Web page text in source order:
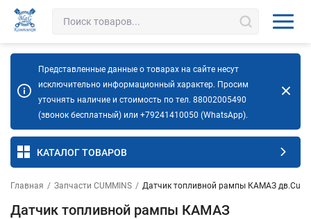
Представленные данные о товарах на сайте несут
исключительно информационный характер. Просим
уточнять наличие и стоимость по тел. 88002005490
(звонок бесплатный) или +79241410050 (WhatsApp).
КАТАЛОГ ТОВАРОВ
Главная / Запчасти CUMMINS / Датчик топливной рампы КАМАЗ
Датчик топливной рампы КАМАЗ